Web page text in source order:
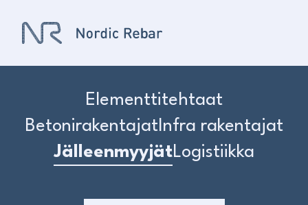
Elementtitehtaat
Betonirakentajat Infra rakentajat
JälleenmyyjätLogistiikka